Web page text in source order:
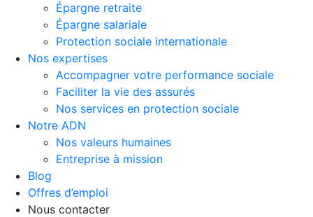
Épargne retraite
Épargne salariale
Protection sociale internationale
Nos expertises
Accompagner votre performance sociale
Faciliter la vie des assurés
Nos services en protection sociale
Notre ADN
Nos valeurs humaines
Entreprise à mission
Blog
Offres d’emploi
Nous contacter